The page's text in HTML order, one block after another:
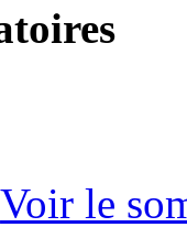
Voir le